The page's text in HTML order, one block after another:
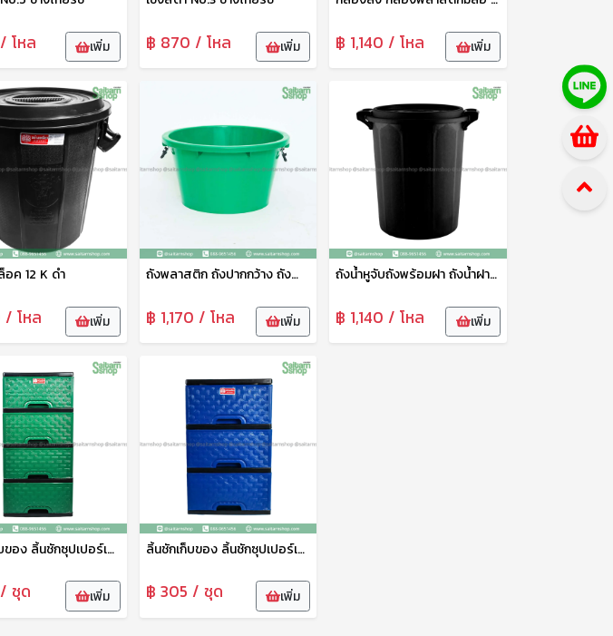
โหล เพิ่ม ฿ 870 / โหล เพิ่ม ฿ 1,140 / โหล เพิ่ม
อค 12 K ดำ
โหล เพิ่ม
ถังพลาสติก ถังปากกว้าง ถังน้ำ ถังอเนกประสงค์ ถังมีหูจับ คละสี ตราช้างไทยรัฐ
฿ 1,170 / โหล เพิ่ม
ถังน้ำหูจับถังพร้อมฝา ถังน้ำฝาปิด ถังอาบน้ำ ถังพลาสติกทรงสูง ถังอเนกประสงค์ สีดำ No.22 ช้างไทยรัฐ
฿ 1,140 / โหล เพิ่ม
ลิ้นชักเก็บของ ลิ้นชักซุปเปอร์เซฟ 4ชั้น ตราช้าง ลิ้นชักใส่เสื้อผ้า ลิ้นชักพลาสติก เกรดพรีเมี่ยม ทนทาน แข็งแรง
ชุด เพิ่ม
ลิ้นชักเก็บของ ลิ้นชักซุปเปอร์เซฟ 3ชั้น ตราช้าง ลิ้นชักใส่เสื้อผ้า ลิ้นชักพลาสติก เกรดพรีเมี่ยม ทนทาน แข็งแรง
฿ 305 / ชุด เพิ่ม